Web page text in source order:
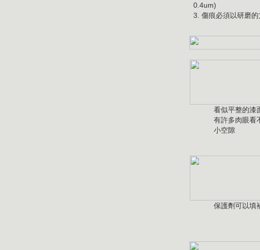
0.4um)
3. 傷痕必須以研磨
看似平整的漆
有許多肉眼看
小空隙
保護劑可以填